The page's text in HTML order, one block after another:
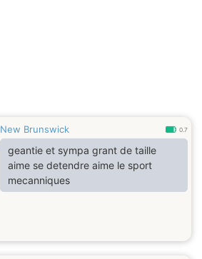
New Brunswick 0.7
geantie et sympa grant de taille
aime se detendre aime le sport
mecanniques